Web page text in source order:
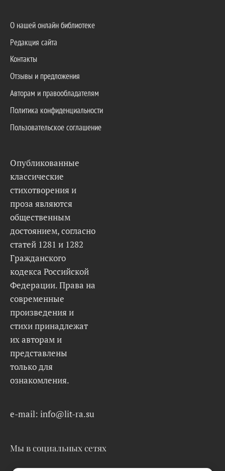
О нашей онлайн библиотеке
Редакция сайта
Контакты
Отзывы и предложения
Авторам и правообладателям
Политика конфиденциальности
Пользовательское соглашение
Опубликованные
классические
стихотворения и
проза являются
общественным
достоянием, согласно
статей 1281 и 1282
Гражданского
кодекса Российской
Федерации. Права на
современные
произведения и
стихи принадлежат
их авторам и
представлены
только для
ознакомления.
e-mail: info@lit-ra.su
Мы в социальных сетях